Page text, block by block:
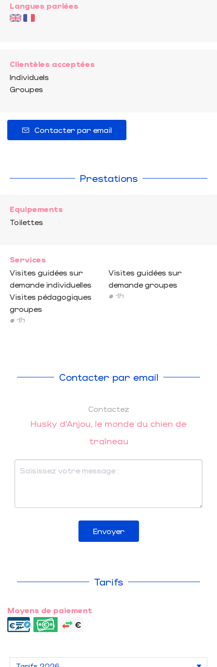
Langues parlées
Clientèles acceptées
Individuels
Groupes
Contacter par email
Prestations
Equipements
Toilettes
Services
Visites guidées sur
demande individuelles
Visites pédagogiques
groupes
• 1h
Visites guidées sur
demande groupes
• 1h
Contacter par email
Contactez
Husky d'Anjou, le monde du chien de
traîneau
Envoyer
Tarifs
Moyens de paiement